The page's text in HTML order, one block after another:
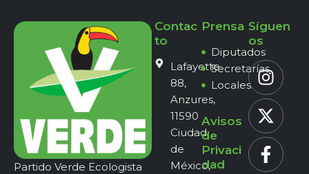
Partido Verde Ecologista
Contac
to
Lafayette
88,
Anzures,
11590
Ciudad
de
México,
Prensa
Diputados
Secretarías
Locales
Avisos
de
Privaci
dad
Síguen
os